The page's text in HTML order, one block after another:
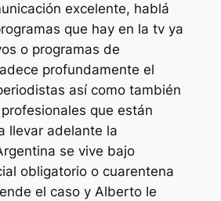
excelente, hablá
que hay en la tv ya
o programas de
profundamente el
así como también
que están
llevar adelante la
se vive bajo
obligatorio o cuarentena
el caso y Alberto le